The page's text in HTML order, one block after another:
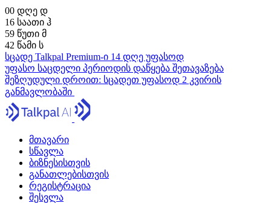
00 დღე დ
16 საათი ჰ
59 წუთი მ
41 წამი ს
სცადე Talkpal Premium-ი 14 დღე უფასოდ
უფასო საცდელი პერიოდის დაწყება შეთავაზება
შეზღუდული დროით: სცადეთ უფასოდ 2 კვირის
განმავლობაში
მთავარი
სწავლა
ბიზნესისთვის
განათლებისთვის
რეგისტრაცია
შესვლა